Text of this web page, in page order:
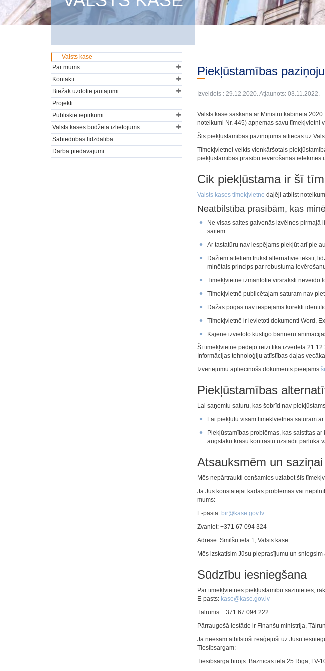
Piekļūstamības
Izveidots : 29.12.2020. Atjaunots: 03.11.2022.
Valsts kase saskaņā ar Ministru kabineta
noteikumi Nr. 445) apņemas savu tīmekļvietni
Šis piekļūstamības paziņojums attiecas uz
Tīmekļvietnei veikts vienkāršotais
piekļūstamības prasību ievērošanas ietekmes
Cik piekļūstama ir šī
Valsts kases tīmekļvietne daļēji atbilst
Neatbilstība prasībām, kas
Ne visas saites galvenās izvēlnes pirmajā
saitēm.
Ar tastatūru nav iespējams piekļūt arī pie
Dažiem attēliem trūkst alternatīvie teksti,
minētais princips par robustuma
Tīmekļvietnē izmantotie virsraksti neveido
Tīmekļvietnē publicētajam saturam nav
Dažas pogas nav iespējams korekti
Tīmekļvietnē ir ievietoti dokumenti Word,
Kājenē izvietoto kustīgo banneru
Šītīmekļvietne pēdējo reizi tika izvērtēta
Informācijas tehnoloģiju attīstības daļas
Izvērtējumu apliecinošs dokuments pieejams
Piekļūstamības
Lai saņemtu saturu, kas šobrīd nav
Lai piekļūtu visam tīmekļvietnes saturam
Piekļūstamības problēmas, kas saistītas
augstāku krāsu kontrastu uzstādīt pārlūka
Atsauksmēm un saziņai
Mēs nepārtraukti cenšamies uzlabot šīs
Ja Jūs konstatējat kādas problēmas vai
mums:
E-pastā: bir@kase.gov.lv
Zvaniet: +371 67 094 324
Adrese: Smilšu iela 1, Valsts kase
Mēs izskatīsim Jūsu pieprasījumu un sniegsim
Sūdzību iesniegšana
Par tīmekļvietnes piekļūstamību sazinieties,
E-pasts: kase@kase.gov.lv
Tālrunis: +371 67 094 222
Pārraugošā iestāde ir Finanšu ministrija,
Ja neesam atbilstoši reaģējuši uz Jūsu
Tiesībsargam:
Tiesībsarga birojs: Baznīcas iela 25 Rīgā, LV-
Valsts kase
Par mums
Kontakti
Biežāk uzdotie jautājumi
Projekti
Publiskie iepirkumi
Valsts kases budžeta izlietojums
Sabiedrības līdzdalība
Darba piedāvājumi